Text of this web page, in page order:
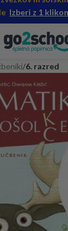
Izberi z 1
6. razred